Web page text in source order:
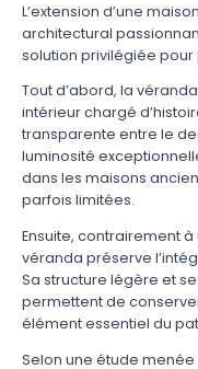
L’extension d’une
architectural
solution privilégiée pour
Tout d’abord, la
intérieur chargé
transparente entre le
luminosité
dans les maisons
parfois limitées.
Ensuite, contrairement
véranda préserve
Sa structure légère et
permettent de
élément essentiel du
Selon une étude